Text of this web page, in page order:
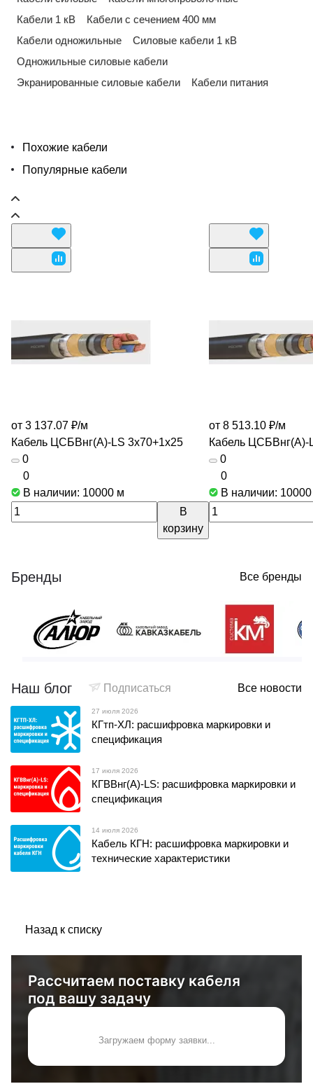
Кабели 1 кВ
Кабели с сечением 400 мм
Кабели одножильные
Силовые кабели 1 кВ
Одножильные силовые кабели
Экранированные силовые кабели
Кабели питания
Похожие кабели
Популярные кабели
от 3 137.07 ₽/м
Кабель ЦСБВнг(А)-LS 3х70+1х25
0
0
В наличии: 10000 м
В
корзину
от 8 513.10 ₽/м
Кабель ЦСБВнг(А)-
0
0
В наличии:
Бренды Все бренды
Наш блог Подписаться Все новости
27 июля 2026
КГтп-ХЛ: расшифровка маркировки и
спецификация
17 июля 2026
КГВВнг(А)-LS: расшифровка маркировки и
спецификация
14 июля 2026
Кабель КГН: расшифровка маркировки и
технические характеристики
Назад к списку
Рассчитаем поставку кабеля
под вашу задачу
Загружаем форму заявки...